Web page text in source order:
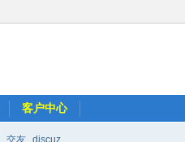
客户中心
交友 discuz